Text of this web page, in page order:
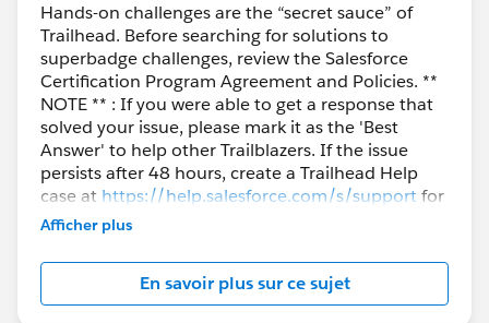
Hands-on challenges are the “secret sauce” of
Trailhead. Before searching for solutions to
superbadge challenges, review the Salesforce
Certification Program Agreement and Policies. **
NOTE ** : If you were able to get a response that
solved your issue, please mark it as the 'Best
Answer' to help other Trailblazers. If the issue
persists after 48 hours, create a Trailhead Help
case at https://help.salesforce.com/s/supportfor
further assistance.
Afficher plus
En savoir plus sur ce sujet